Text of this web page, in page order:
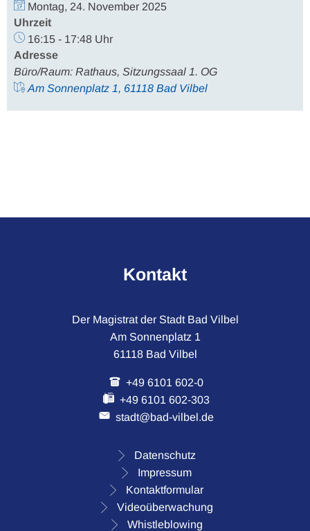
Montag, 24. November 2025
Uhrzeit
16:15 - 17:48 Uhr
Adresse
Büro/Raum: Rathaus, Sitzungssaal 1. OG
Am Sonnenplatz 1, 61118 Bad Vilbel
Kontakt
Der Magistrat der Stadt Bad Vilbel
Am Sonnenplatz 1
61118 Bad Vilbel
+49 6101 602-0
+49 6101 602-303
stadt@bad-vilbel.de
Datenschutz
Impressum
Kontaktformular
Videoüberwachung
Whistleblowing